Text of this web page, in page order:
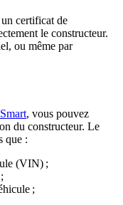
certificat de
le constructeur.
ou même par
, vous pouvez
du constructeur. Le
que :
(VIN) ;
;